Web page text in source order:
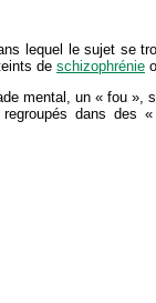
lequel le sujet se
de schizophrénie
mental, un « fou »,
regroupés dans des «